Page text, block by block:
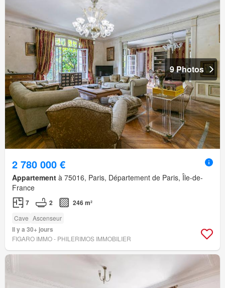
9 Photos
2 780 000 €
Appartement à 75016, Paris, Département de Paris, Île-de-
France
7 2 246 m²
Cave Ascenseur
Il y a 30+ jours
FIGARO IMMO - PHILERIMOS IMMOBILIER